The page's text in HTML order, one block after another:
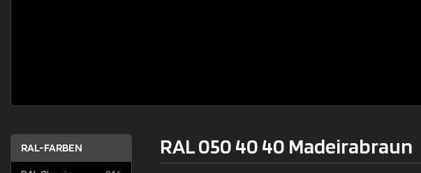
RAL-FARBEN RAL 050 40 40 Madeirabraun